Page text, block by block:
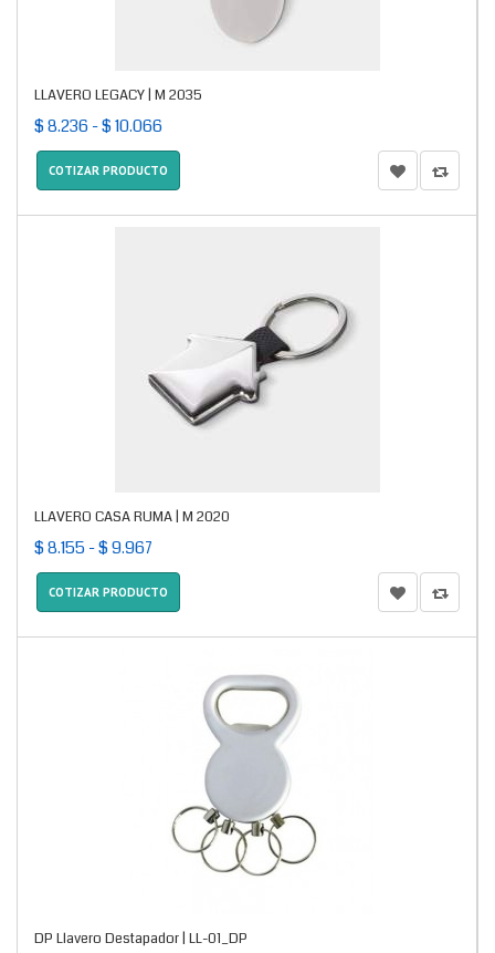
LLAVERO LEGACY | M 2035
$ 8.236 - $ 10.066
COTIZAR PRODUCTO
LLAVERO CASA RUMA | M 2020
$ 8.155 - $ 9.967
COTIZAR PRODUCTO
DP Llavero Destapador | LL-01_DP